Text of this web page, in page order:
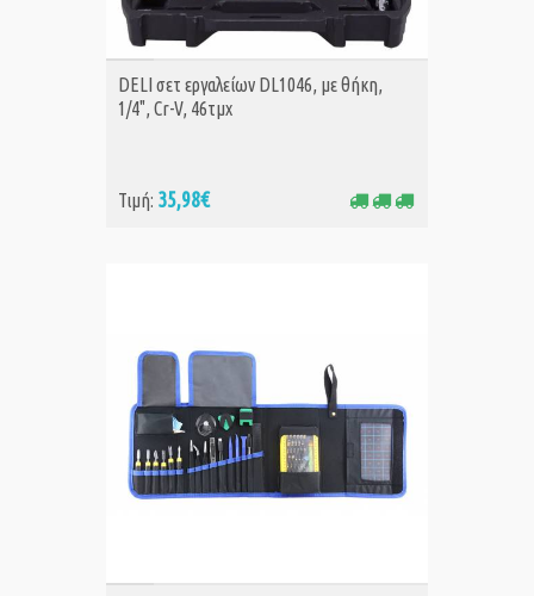
ΑΓΟΡΑ
DELI σετ εργαλείων DL1046, με θήκη,
1/4", Cr-V, 46τμχ
Τιμή: 35,98€